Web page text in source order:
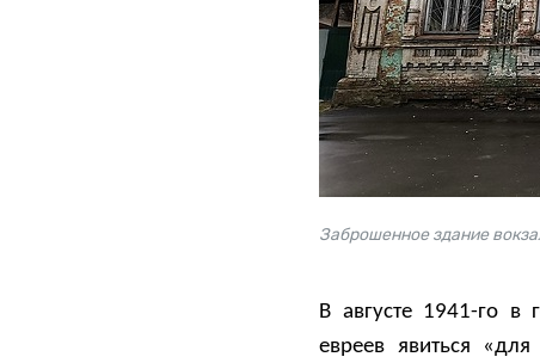
Заброшенное здание
В августе 1941-го в
евреев явиться